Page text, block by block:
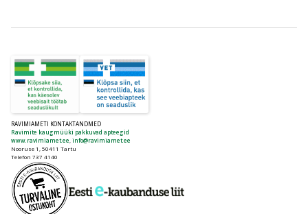
RAVIMIAMETI KONTAKTANDMED
Ravimite kaugmüüki pakkuvad apteegid
www.ravimiamet.ee info@ravimiamet.ee
Nooruse 1, 50411 Tartu
Telefon 737 4140